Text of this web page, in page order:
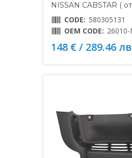
NISSAN CABSTAR (
CODE: 580305131
OEM CODE:
148 € / 289.46